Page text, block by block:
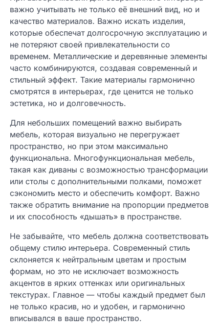
важно учитывать не только её внешний вид, но и
качество материалов. Важно искать изделия,
которые обеспечат долгосрочную эксплуатацию и
не потеряют своей привлекательности со
временем. Металлические и деревянные элементы
часто комбинируются, создавая современный и
стильный эффект. Такие материалы гармонично
смотрятся в интерьерах, где ценится не только
эстетика, но и долговечность.
Для небольших помещений важно выбирать
мебель, которая визуально не перегружает
пространство, но при этом максимально
функциональна. Многофункциональная мебель,
такая как диваны с возможностью трансформации
или столы с дополнительными полками, поможет
сэкономить место и обеспечить комфорт. Важно
также обратить внимание на пропорции предметов
и их способность «дышать» в пространстве.
Не забывайте, что мебель должна соответствовать
общему стилю интерьера. Современный стиль
склоняется к нейтральным цветам и простым
формам, но это не исключает возможность
акцентов в ярких оттенках или оригинальных
текстурах. Главное — чтобы каждый предмет был
не только красив, но и удобен, и гармонично
вписывался в ваше пространство.